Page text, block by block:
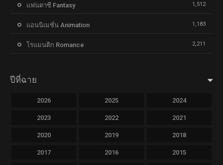
แฟนตาซี Fantasy 1,512
แอนนิเมชั่น Animation 1,183
โรแมนติก Romance 2,211
ปีที่ฉาย
2026 2025 2024
2023 2022 2021
2020 2019 2018
2017 2016 2015